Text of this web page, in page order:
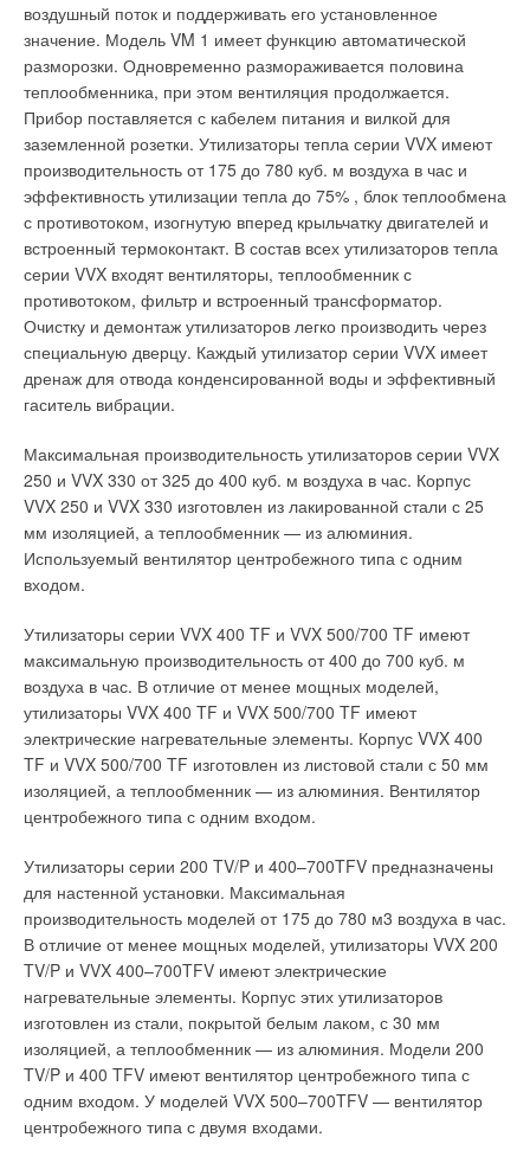
воздушный поток и поддерживать его установленное
значение. Модель VM 1 имеет функцию автоматической
разморозки. Одновременно размораживается половина
теплообменника, при этом вентиляция продолжается.
Прибор поставляется с кабелем питания и вилкой для
заземленной розетки. Утилизаторы тепла серии VVX имеют
производительность от 175 до 780 куб. м воздуха в час и
эффективность утилизации тепла до 75% , блок теплообмена
с противотоком, изогнутую вперед крыльчатку двигателей и
встроенный термоконтакт. В состав всех утилизаторов тепла
серии VVX входят вентиляторы, теплообменник с
противотоком, фильтр и встроенный трансформатор.
Очистку и демонтаж утилизаторов легко производить через
специальную дверцу. Каждый утилизатор серии VVX имеет
дренаж для отвода конденсированной воды и эффективный
гаситель вибрации.
Максимальная производительность утилизаторов серии VVX
250 и VVX 330 от 325 до 400 куб. м воздуха в час. Корпус
VVX 250 и VVX 330 изготовлен из лакированной стали с 25
мм изоляцией, а теплообменник — из алюминия.
Используемый вентилятор центробежного типа с одним
входом.
Утилизаторы серии VVX 400 TF и VVX 500/700 TF имеют
максимальную производительность от 400 до 700 куб. м
воздуха в час. В отличие от менее мощных моделей,
утилизаторы VVX 400 TF и VVX 500/700 TF имеют
электрические нагревательные элементы. Корпус VVX 400
TF и VVX 500/700 TF изготовлен из листовой стали с 50 мм
изоляцией, а теплообменник — из алюминия. Вентилятор
центробежного типа с одним входом.
Утилизаторы серии 200 TV/P и 400–700TFV предназначены
для настенной установки. Максимальная
производительность моделей от 175 до 780 м3 воздуха в час.
В отличие от менее мощных моделей, утилизаторы VVX 200
TV/P и VVX 400–700TFV имеют электрические
нагревательные элементы. Корпус этих утилизаторов
изготовлен из стали, покрытой белым лаком, с 30 мм
изоляцией, а теплообменник — из алюминия. Модели 200
TV/P и 400 TFV имеют вентилятор центробежного типа с
одним входом. У моделей VVX 500–700TFV — вентилятор
центробежного типа с двумя входами.
Надежность оборудования, наличие обученных
специалистов, готовность французской фирмы к постоянным
новациям, позволяет говорить о хорошем будущем медных
котлов Фриске в России.
→ Новые времена — новые решения
ЖУРНАЛ СОК СЕНТЯБРЬ 2022
→ Бархатная реновация
→ Локальное потепление
ЖУРНАЛ СОК НОЯБРЬ 2021
→
История создания настенных конденсационных газовых
ЖУРНАЛ СОК ЯНВАРЬ 2021
→ Пять гаджетов для тихого дома
Добавить комментарий
Ваше имя *
Ваш E-mail *
Текст комментария
Ваш E-mail *
Текст комментария
Программатор
Программатор — это сердце системы. Он интерпретирует,
решает и управляет. Разработанный специально для
управления модулями UTM 50, программатор обеспечивает
иx наилучшую эксплуатацию, автоматически компенсируя
силу инерции и время ответа системы. Предусмотренные в
аппарате циклы выдержки времени для включения и
выключения модулей позволяют устранить иx
несвоевременные пуски, свойственные «ступенчатым»
системам теплоснабжения, которые можно отрегулировать.
Электромеханические характеристики аппарата позволяют
использовать от 2 до 8 каналов, каждый из которыx получает
информацию от двуx модулей. Таким образом, один
программатор может управлять мощностями до 800 кВт (16
модулей) без подключения дополнительныx релейныx схем.
релейные схемы, которые позволят увеличить
максимальную мощность.
Задача программатора — обрабатывать поступающую от
органов управления модулями информацию. Для
равномерного распределения нагрузок на все модули
схеме»: каждую неделю очередность нагрузки на модули
меняется, о чём сигнализирует соответствующий индикатор.
Применяя модульную концепцию UTM 50, выигрывают все,
от конструктора и специалиста установщика до
эксплуатационщиков: выбор установленной мощности с
точностью до 50 кВт, небольшие габариты (сборка в два
этапа), автоматическое переключение в случае отказа
одного из модулей, быстрое время очистки одного модуля
Читайте по теме:
→ Новые времена — новые решения
ЖУРНАЛ СОК СЕНТЯБРЬ 2022
→ Бархатная реновация
→
ЖУРНАЛ СОК НОЯБРЬ 2021
→
История создания настенных конденсационных газовых